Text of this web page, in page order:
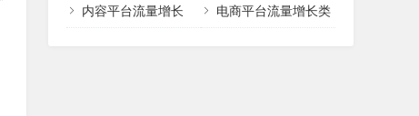
内容平台流量增长 电商平台流量增长类